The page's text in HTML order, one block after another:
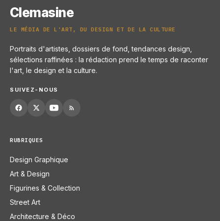
Clemasine
LE MÉDIA DE L'ART, DU DESIGN ET DE LA CULTURE
Portraits d'artistes, dossiers de fond, tendances design,
sélections raffinées : la rédaction prend le temps de raconter
l'art, le design et la culture.
SUIVEZ-NOUS
RUBRIQUES
Design Graphique
Art & Design
Figurines & Collection
Street Art
Architecture & Déco